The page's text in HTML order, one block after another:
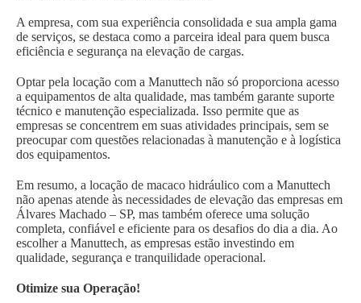
A empresa, com sua experiência consolidada e sua ampla gama
de serviços, se destaca como a parceira ideal para quem busca
eficiência e segurança na elevação de cargas.
Optar pela locação com a Manuttech não só proporciona acesso
a equipamentos de alta qualidade, mas também garante suporte
técnico e manutenção especializada. Isso permite que as
empresas se concentrem em suas atividades principais, sem se
preocupar com questões relacionadas à manutenção e à logística
dos equipamentos.
Em resumo, a locação de macaco hidráulico com a Manuttech
não apenas atende às necessidades de elevação das empresas em
Álvares Machado – SP, mas também oferece uma solução
completa, confiável e eficiente para os desafios do dia a dia. Ao
escolher a Manuttech, as empresas estão investindo em
qualidade, segurança e tranquilidade operacional.
Otimize sua Operação!